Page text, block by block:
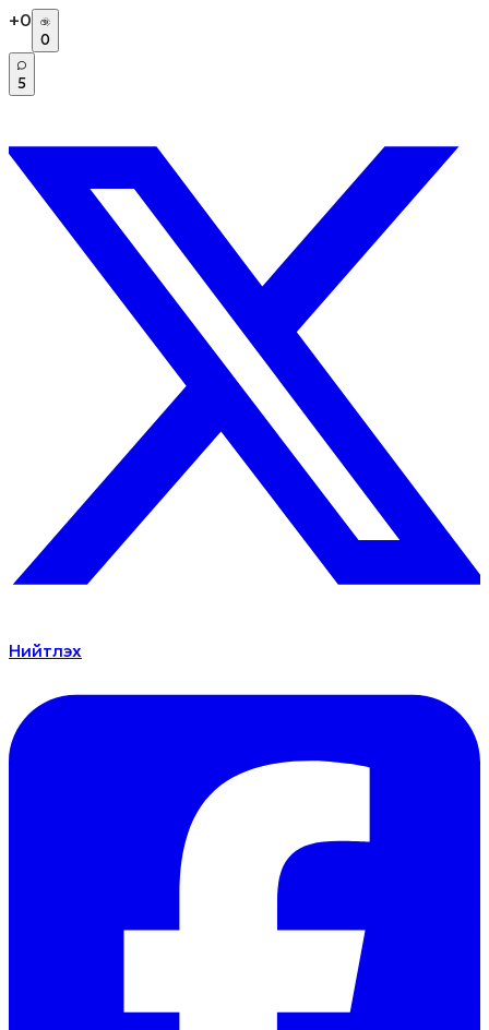
+0
0
5
Нийтлэх